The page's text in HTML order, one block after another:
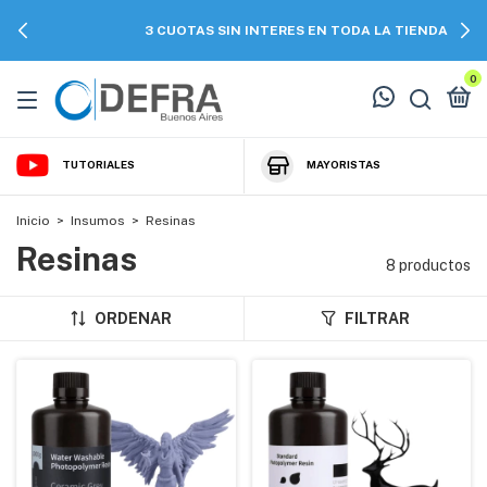
3 CUOTAS SIN INTERES EN TODA LA TIENDA
0
TUTORIALES MAYORISTAS
Inicio > Insumos > Resinas
Resinas 8 productos
ORDENAR FILTRAR